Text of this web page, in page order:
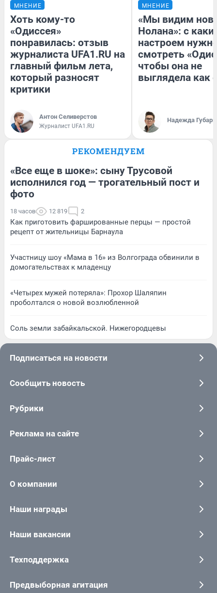
МНЕНИЕ
Хоть кому-то
«Одиссея»
понравилась: отзыв
журналиста UFA1.RU на
главный фильм лета,
который разносят
критики
Антон Селиверстов
Журналист UFA1.RU
МНЕНИЕ
«Мы видим
Нолана»: с
настроем
смотреть
чтобы она не
выглядела как
Надежда Губарь
РЕКОМЕНДУЕМ
«Все еще в шоке»: сыну Трусовой
исполнился год — трогательный пост и
фото
18 часов 12 819 2
Как приготовить фаршированные перцы — простой
рецепт от жительницы Барнаула
Участницу шоу «Мама в 16» из Волгограда обвинили в
домогательствах к младенцу
«Четырех мужей потеряла»: Прохор Шаляпин
проболтался о новой возлюбленной
Соль земли забайкальской. Нижегородцевы
Подписаться на новости
Сообщить новость
Рубрики
Реклама на сайте
Прайс-лист
О компании
Наши награды
Наши вакансии
Техподдержка
Предвыборная агитация